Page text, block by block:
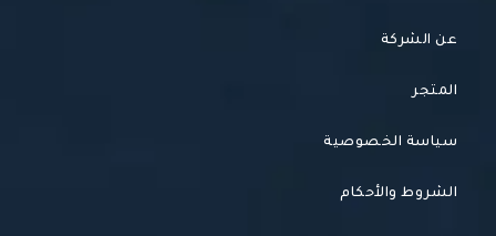
عن الشركة
المتجر
سياسة الخصوصية
الشروط والأحكام